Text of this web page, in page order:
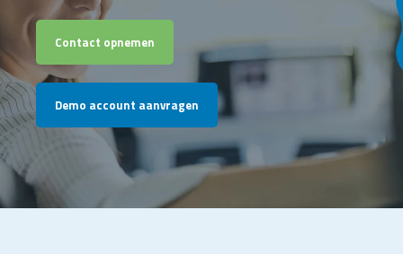
Contact opnemen
Demo account aanvragen